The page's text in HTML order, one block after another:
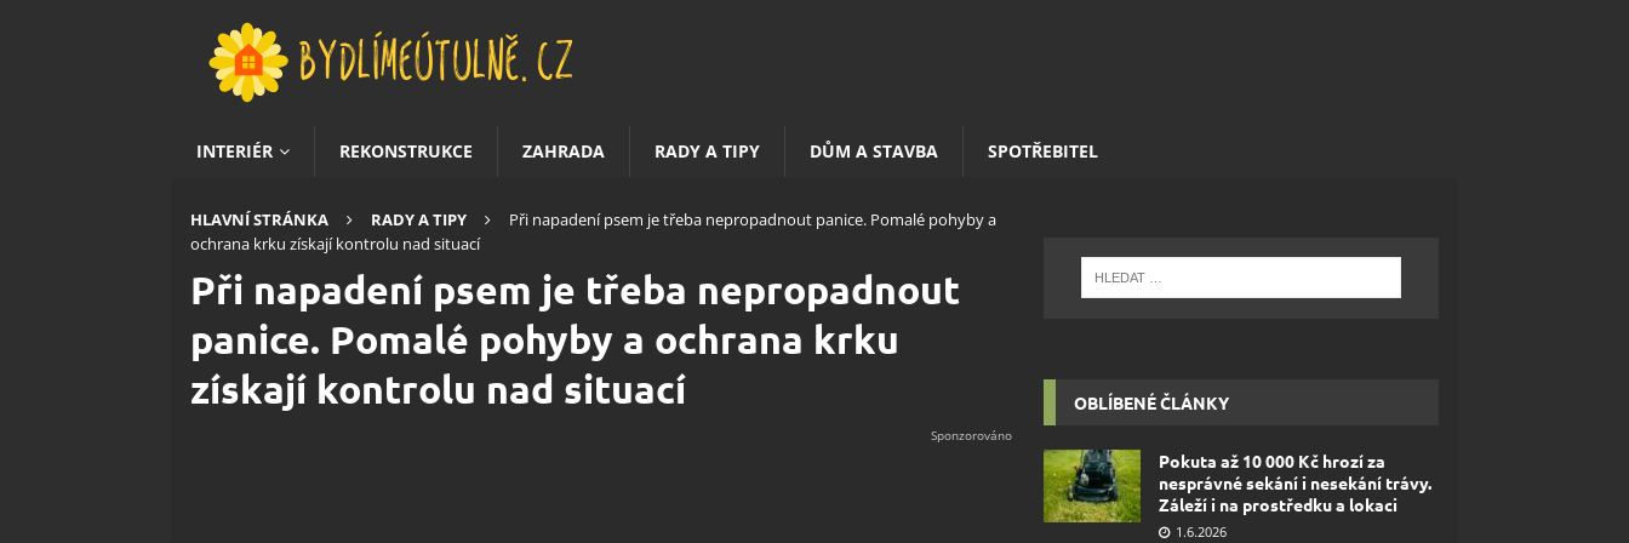
INTERIÉR REKONSTRUKCE ZAHRADA RADY A TIPY DŮM A STAVBA SPOTŘEBITEL
HLAVNÍ STRÁNKA RADY A TIPY
Při napadení psem je třeba nepropadnout panice. Pomalé pohyby a
ochrana krku získají kontrolu nad situací
Při napadení psem je třeba nepropadnout
panice. Pomalé pohyby a ochrana krku
získají kontrolu nad situací
OBLÍBENÉ ČLÁNKY
Pokuta až 10 000 Kč hrozí za
nesprávné sekání i nesekání trávy.
Záleží i na prostředku a lokaci
1.6.2026